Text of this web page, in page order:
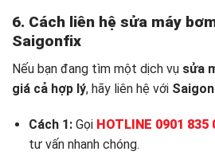
6. Cách liên hệ sửa máy
Saigonfix
Nếu bạn đang tìm một dịch vụ sửa
giá cả hợp lý, hãy liên hệ với
Cách 1:Gọi HOTLINE 0901 835
tư vấn nhanh chóng.